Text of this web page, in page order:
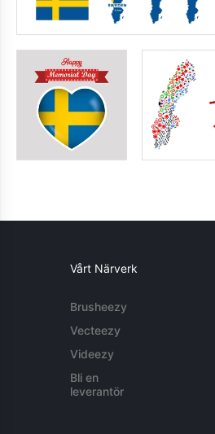
Vårt Närverk
Brusheezy
Vecteezy
Videezy
Bli en
leverantör